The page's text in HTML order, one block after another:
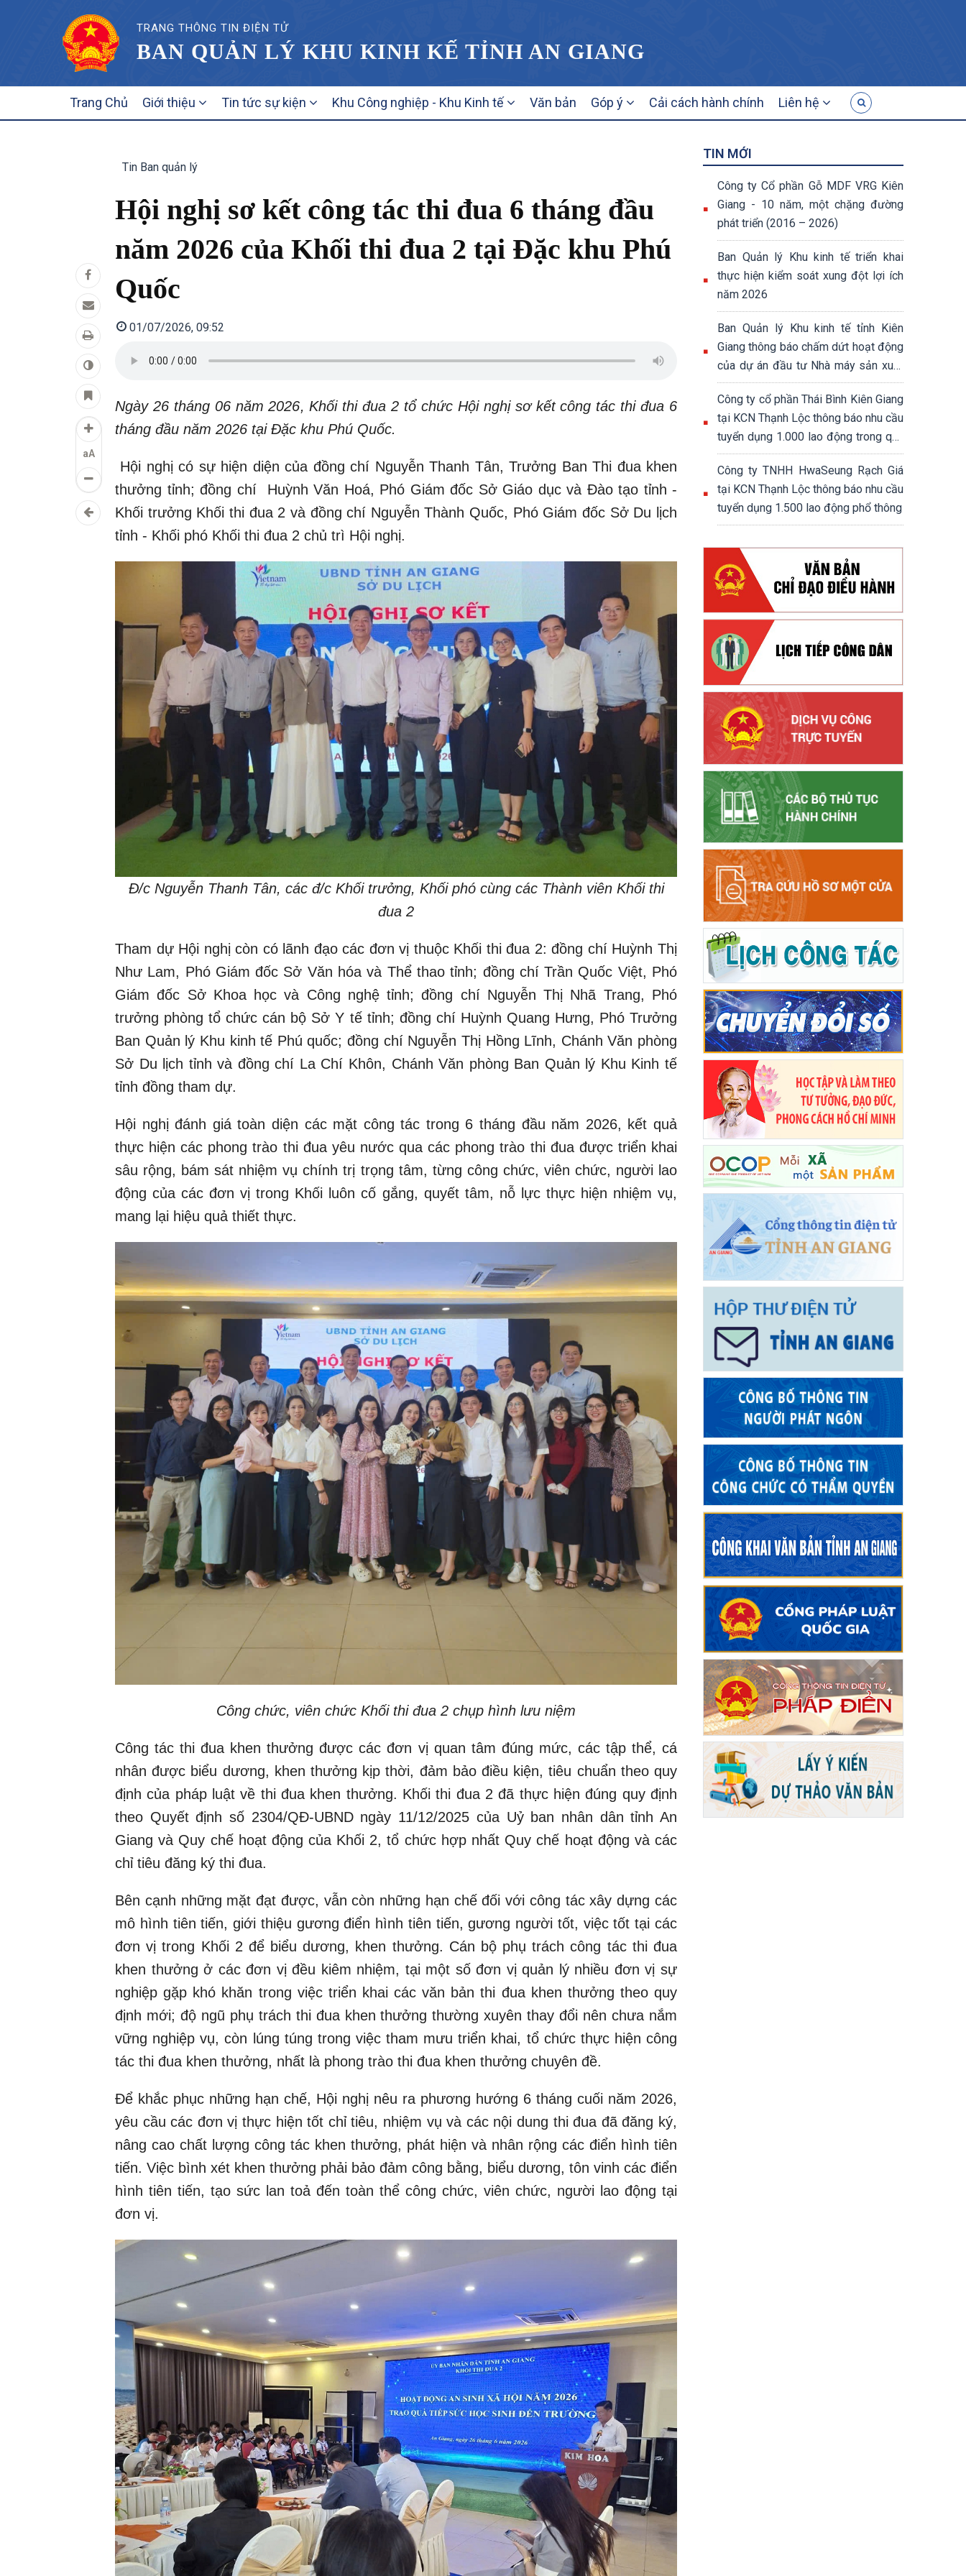
TRANG THÔNG TIN ĐIỆN TỬ
BAN QUẢN LÝ KHU KINH KẾ TỈNH AN GIANG
NAVIGATION
Trang Chủ Giới thiệu Tin tức sự kiện Khu Công nghiệp - Khu Kinh tế Văn bản Góp ý Cải cách hành chính Liên hệ
aA
Tin Ban quản lý
Hội nghị sơ kết công tác thi đua 6 tháng đầu
năm 2026 của Khối thi đua 2 tại Đặc khu Phú
Quốc
01/07/2026, 09:52
Ngày 26 tháng 06 năm 2026, Khối thi đua 2 tổ chức Hội nghị sơ kết công tác thi đua 6
tháng đầu năm 2026 tại Đặc khu Phú Quốc.
Hội nghị có sự hiện diện của đồng chí Nguyễn Thanh Tân, Trưởng Ban Thi đua khen
thưởng tỉnh; đồng chí Huỳnh Văn Hoá, Phó Giám đốc Sở Giáo dục và Đào tạo tỉnh -
Khối trưởng Khối thi đua 2 và đồng chí Nguyễn Thành Quốc, Phó Giám đốc Sở Du lịch
tỉnh - Khối phó Khối thi đua 2 chủ trì Hội nghị.
Đ/c Nguyễn Thanh Tân, các đ/c Khối trưởng, Khối phó cùng các Thành viên Khối thi
đua 2
Tham dự Hội nghị còn có lãnh đạo các đơn vị thuộc Khối thi đua 2: đồng chí Huỳnh Thị
Như Lam, Phó Giám đốc Sở Văn hóa và Thể thao tỉnh; đồng chí Trần Quốc Việt, Phó
Giám đốc Sở Khoa học và Công nghệ tỉnh; đồng chí Nguyễn Thị Nhã Trang, Phó
trưởng phòng tổ chức cán bộ Sở Y tế tỉnh; đồng chí Huỳnh Quang Hưng, Phó Trưởng
Ban Quản lý Khu kinh tế Phú quốc; đồng chí Nguyễn Thị Hồng Lĩnh, Chánh Văn phòng
Sở Du lịch tỉnh và đồng chí La Chí Khôn, Chánh Văn phòng Ban Quản lý Khu Kinh tế
tỉnh đồng tham dự.
Hội nghị đánh giá toàn diện các mặt công tác trong 6 tháng đầu năm 2026, kết quả
thực hiện các phong trào thi đua yêu nước qua các phong trào thi đua được triển khai
sâu rộng, bám sát nhiệm vụ chính trị trọng tâm, từng công chức, viên chức, người lao
động của các đơn vị trong Khối luôn cố gắng, quyết tâm, nỗ lực thực hiện nhiệm vụ,
mang lại hiệu quả thiết thực.
Công chức, viên chức Khối thi đua 2 chụp hình lưu niệm
Công tác thi đua khen thưởng được các đơn vị quan tâm đúng mức, các tập thể, cá
nhân được biểu dương, khen thưởng kịp thời, đảm bảo điều kiện, tiêu chuẩn theo quy
định của pháp luật về thi đua khen thưởng. Khối thi đua 2 đã thực hiện đúng quy định
theo Quyết định số 2304/QĐ-UBND ngày 11/12/2025 của Uỷ ban nhân dân tỉnh An
Giang và Quy chế hoạt động của Khối 2, tổ chức hợp nhất Quy chế hoạt động và các
chỉ tiêu đăng ký thi đua.
Bên cạnh những mặt đạt được, vẫn còn những hạn chế đối với công tác xây dựng các
mô hình tiên tiến, giới thiệu gương điển hình tiên tiến, gương người tốt, việc tốt tại các
đơn vị trong Khối 2 để biểu dương, khen thưởng. Cán bộ phụ trách công tác thi đua
khen thưởng ở các đơn vị đều kiêm nhiệm, tại một số đơn vị quản lý nhiều đơn vị sự
nghiệp gặp khó khăn trong việc triển khai các văn bản thi đua khen thưởng theo quy
định mới; độ ngũ phụ trách thi đua khen thưởng thường xuyên thay đổi nên chưa nắm
vững nghiệp vụ, còn lúng túng trong việc tham mưu triển khai, tổ chức thực hiện công
tác thi đua khen thưởng, nhất là phong trào thi đua khen thưởng chuyên đề.
Để khắc phục những hạn chế, Hội nghị nêu ra phương hướng 6 tháng cuối năm 2026,
yêu cầu các đơn vị thực hiện tốt chỉ tiêu, nhiệm vụ và các nội dung thi đua đã đăng ký,
nâng cao chất lượng công tác khen thưởng, phát hiện và nhân rộng các điển hình tiên
tiến. Việc bình xét khen thưởng phải bảo đảm công bằng, biểu dương, tôn vinh các điển
hình tiên tiến, tạo sức lan toả đến toàn thể công chức, viên chức, người lao động tại
đơn vị.
TIN MỚI
Công ty Cổ phần Gỗ MDF VRG Kiên
Giang - 10 năm, một chặng đường
phát triển (2016 – 2026)
Ban Quản lý Khu kinh tế triển khai
thực hiện kiểm soát xung đột lợi ích
năm 2026
Ban Quản lý Khu kinh tế tỉnh Kiên
Giang thông báo chấm dứt hoạt động
của dự án đầu tư Nhà máy sản xuất
đế giày và giày dép xuất khẩu
Công ty cổ phần Thái Bình Kiên Giang
tại KCN Thạnh Lộc thông báo nhu cầu
tuyển dụng 1.000 lao động trong quý
4/2024
Công ty TNHH HwaSeung Rạch Giá
tại KCN Thạnh Lộc thông báo nhu cầu
tuyển dụng 1.500 lao động phổ thông